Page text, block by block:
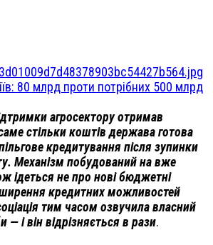
80 млрд проти потрібних 500 млрд
агросектору отримав
стільки коштів держава готова
кредитування після зупинки
Механізм побудований на вже
ідеться не про нові бюджетні
кредитних можливостей
тим часом озвучила власний
— і він відрізняється в рази.